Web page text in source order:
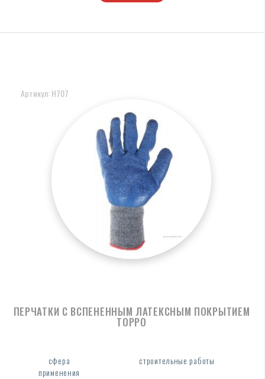
Артикул: Н707
ПЕРЧАТКИ С ВСПЕНЕННЫМ ЛАТЕКСНЫМ ПОКРЫТИЕМ
ТОРРО
сфера
применения
строительные работы